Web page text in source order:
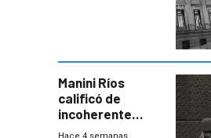
Manini Ríos
calificó de
incoherente
decisión de